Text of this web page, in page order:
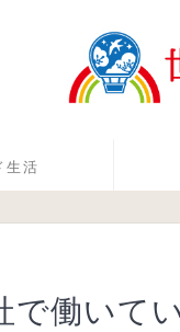
生活
で働いて